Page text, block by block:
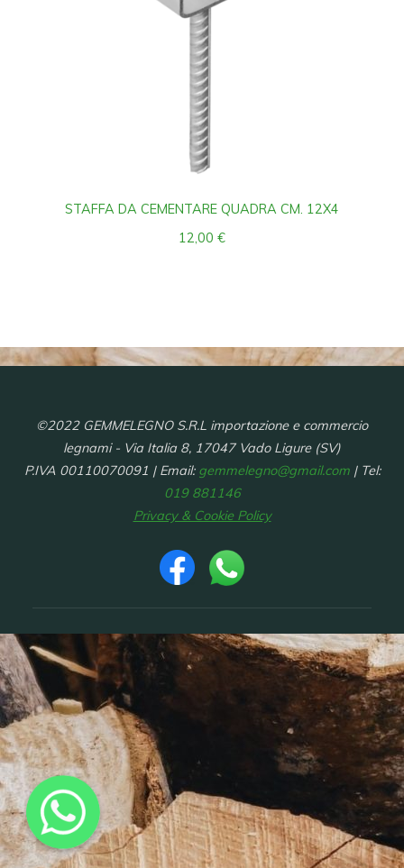
STAFFA DA CEMENTARE QUADRA CM. 12X4
12,00 €
©2022 GEMMELEGNO S.R.L importazione e commercio
legnami - Via Italia 8, 17047 Vado Ligure (SV)
P.IVA 00110070091 | Email: gemmelegno@gmail.com| Tel:
019 881146
Privacy & Cookie Policy